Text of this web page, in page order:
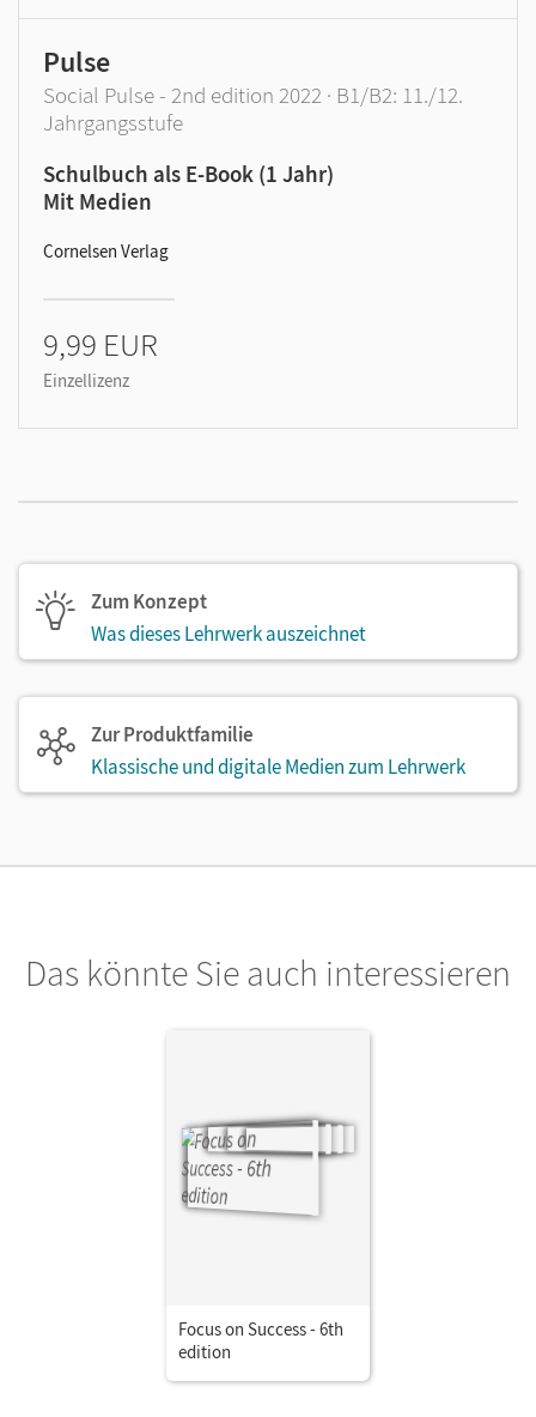
Pulse
Social Pulse - 2nd edition 2022 · B1/B2: 11./12.
Jahrgangsstufe
Schulbuch als E-Book (1 Jahr)
Mit Medien
Cornelsen Verlag
9,99 EUR
Einzellizenz
Zum Konzept
Was dieses Lehrwerk auszeichnet
Zur Produktfamilie
Klassische und digitale Medien zum Lehrwerk
Das könnte Sie auch interessieren
Focus on Success - 6th
edition